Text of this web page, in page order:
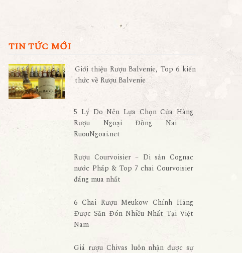
TIN TỨC MỚI
Giới thiệu Rượu Balvenie, Top 6 kiến
thức về Rượu Balvenie
5 Lý Do Nên Lựa Chọn Cửa Hàng
Rượu Ngoại Đồng Nai –
RuouNgoai.net
Rượu Courvoisier – Di sản Cognac
nước Pháp & Top 7 chai Courvoisier
đáng mua nhất
6 Chai Rượu Meukow Chính Hãng
Được Săn Đón Nhiều Nhất Tại Việt
Nam
Giá rượu Chivas luôn nhận được sự